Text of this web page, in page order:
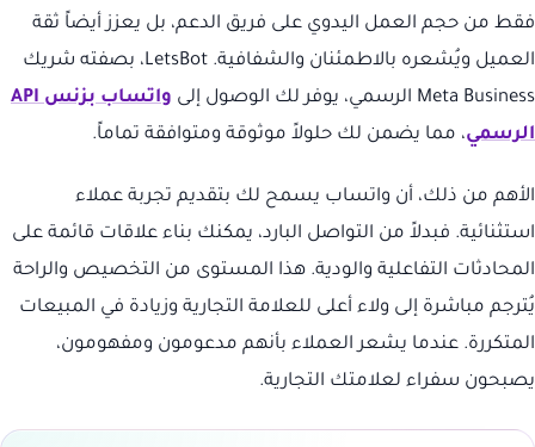
فقط من حجم العمل اليدوي على فريق الدعم، بل يعزز أيضاً ثقة
العميل ويُشعره بالاطمئنان والشفافية. LetsBot، بصفته شريك
Meta Business الرسمي، يوفر لك الوصول إلى
واتساب بزنس API
الرسمي، مما يضمن لك حلولاً موثوقة ومتوافقة تماماً.
الأهم من ذلك، أن واتساب يسمح لك بتقديم تجربة عملاء
استثنائية. فبدلاً من التواصل البارد، يمكنك بناء علاقات قائمة على
المحادثات التفاعلية والودية. هذا المستوى من التخصيص والراحة
يُترجم مباشرة إلى ولاء أعلى للعلامة التجارية وزيادة في المبيعات
المتكررة. عندما يشعر العملاء بأنهم مدعومون ومفهومون،
يصبحون سفراء لعلامتك التجارية.